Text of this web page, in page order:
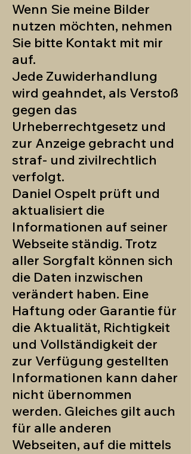
Wenn Sie meine Bilder
nutzen möchten, nehmen
Sie bitte Kontakt mit mir
auf.
Jede Zuwiderhandlung
wird geahndet, als Verstoß
gegen das
Urheberrechtgesetz und
zur Anzeige gebracht und
straf- und zivilrechtlich
verfolgt.
Daniel Ospelt prüft und
aktualisiert die
Informationen auf seiner
Webseite ständig. Trotz
aller Sorgfalt können sich
die Daten inzwischen
verändert haben. Eine
Haftung oder Garantie für
die Aktualität, Richtigkeit
und Vollständigkeit der
zur Verfügung gestellten
Informationen kann daher
nicht übernommen
werden. Gleiches gilt auch
für alle anderen
Webseiten, auf die mittels